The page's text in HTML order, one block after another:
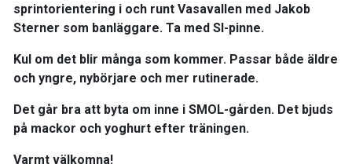
sprintorientering i och runt Vasavallen med Jakob
Sterner som banläggare. Ta med SI-pinne.
Kul om det blir många som kommer. Passar både äldre
och yngre, nybörjare och mer rutinerade.
Det går bra att byta om inne i SMOL-gården. Det bjuds
på mackor och yoghurt efter träningen.
Varmt välkomna!